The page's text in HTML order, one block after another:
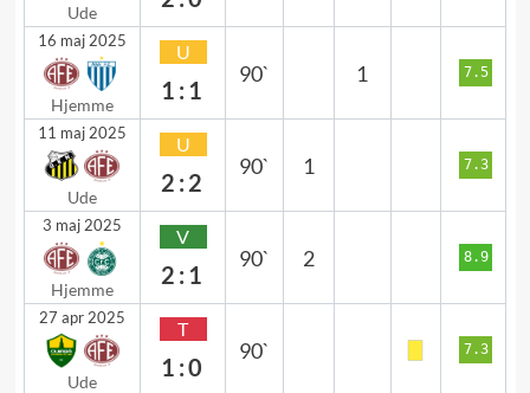
Ude
16 maj 2025
Hjemme
U
1:1
90` 1 7.5
11 maj 2025
Ude
U
2:2
90` 1 7.3
3 maj 2025
Hjemme
V
2:1
90` 2 8.9
27 apr 2025
Ude
T
1:0
90` 7.3